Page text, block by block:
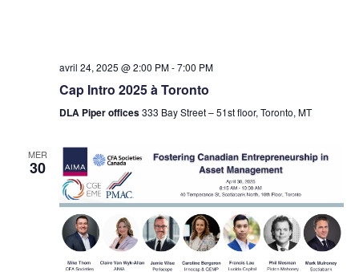
avril 24, 2025 @ 2:00 PM-7:00 PM
Cap Intro 2025 à Toronto
DLA Piper offices333 Bay Street – 51st floor, Toronto, MT
MER
30